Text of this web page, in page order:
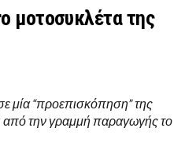
μοτοσυκλέτα της
μία “προεπισκόπηση” της
από την γραμμή παραγωγής το